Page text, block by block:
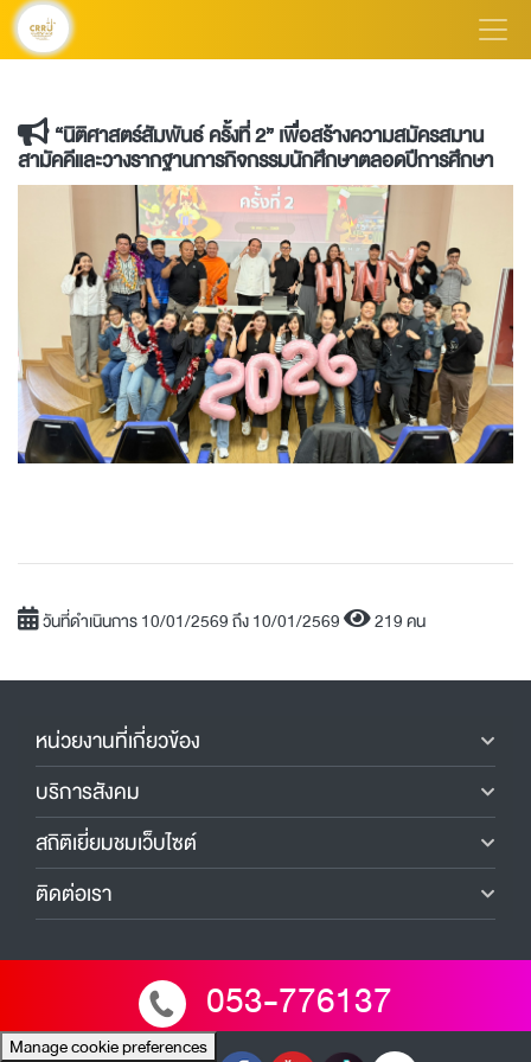
“นิติศาสตร์สัมพันธ์ ครั้งที่ 2” เพื่อสร้างความสมัครสมาน
สามัคคีและวางรากฐานการกิจกรรมนักศึกษาตลอดปีการศึกษา
วันที่ดำเนินการ 10/01/2569 ถึง 10/01/2569 219 คน
หน่วยงานที่เกี่ยวข้อง
บริการสังคม
สถิติเยี่ยมชมเว็บไซต์
ติดต่อเรา
053-776137
Manage cookie preferences